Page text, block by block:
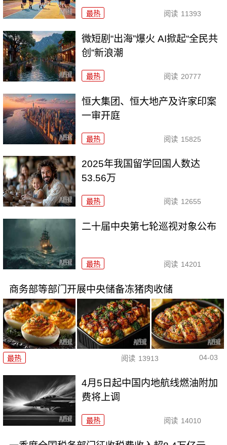
最热 阅读 11393
微短剧“出海”爆火 AI掀起“全民共
创”新浪潮
最热 阅读 20777
恒大集团、恒大地产及许家印案
一审开庭
最热 阅读 15825
2025年我国留学回国人数达
53.56万
最热 阅读 12655
二十届中央第七轮巡视对象公布
最热 阅读 14201
商务部等部门开展中央储备冻猪肉收储
最热 阅读 13913 04-03
4月5日起中国内地航线燃油附加
费将上调
最热 阅读 14010